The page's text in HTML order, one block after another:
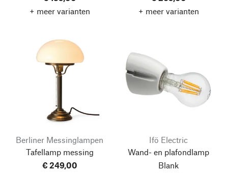
+ meer varianten
+ meer varianten
Berliner Messinglampen
Tafellamp messing
€ 249,00
Ifö Electric
Wand- en plafondlamp
Blank